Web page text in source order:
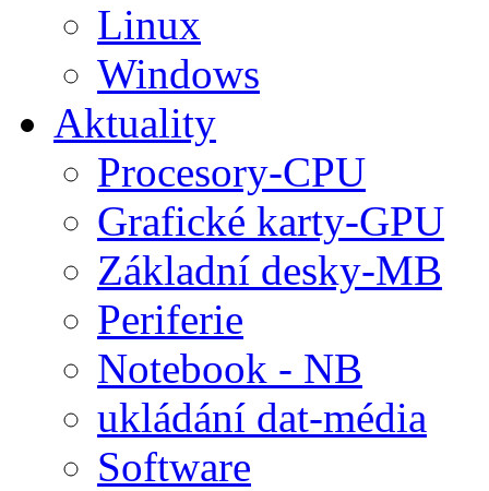
Linux
Windows
Aktuality
Procesory-CPU
Grafické karty-GPU
Základní desky-MB
Periferie
Notebook - NB
ukládání dat-média
Software